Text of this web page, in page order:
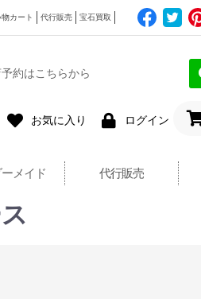
物カート 代行販売 宝石買取
約はこちらから
お気に入り ログイン
メイド 代行販売